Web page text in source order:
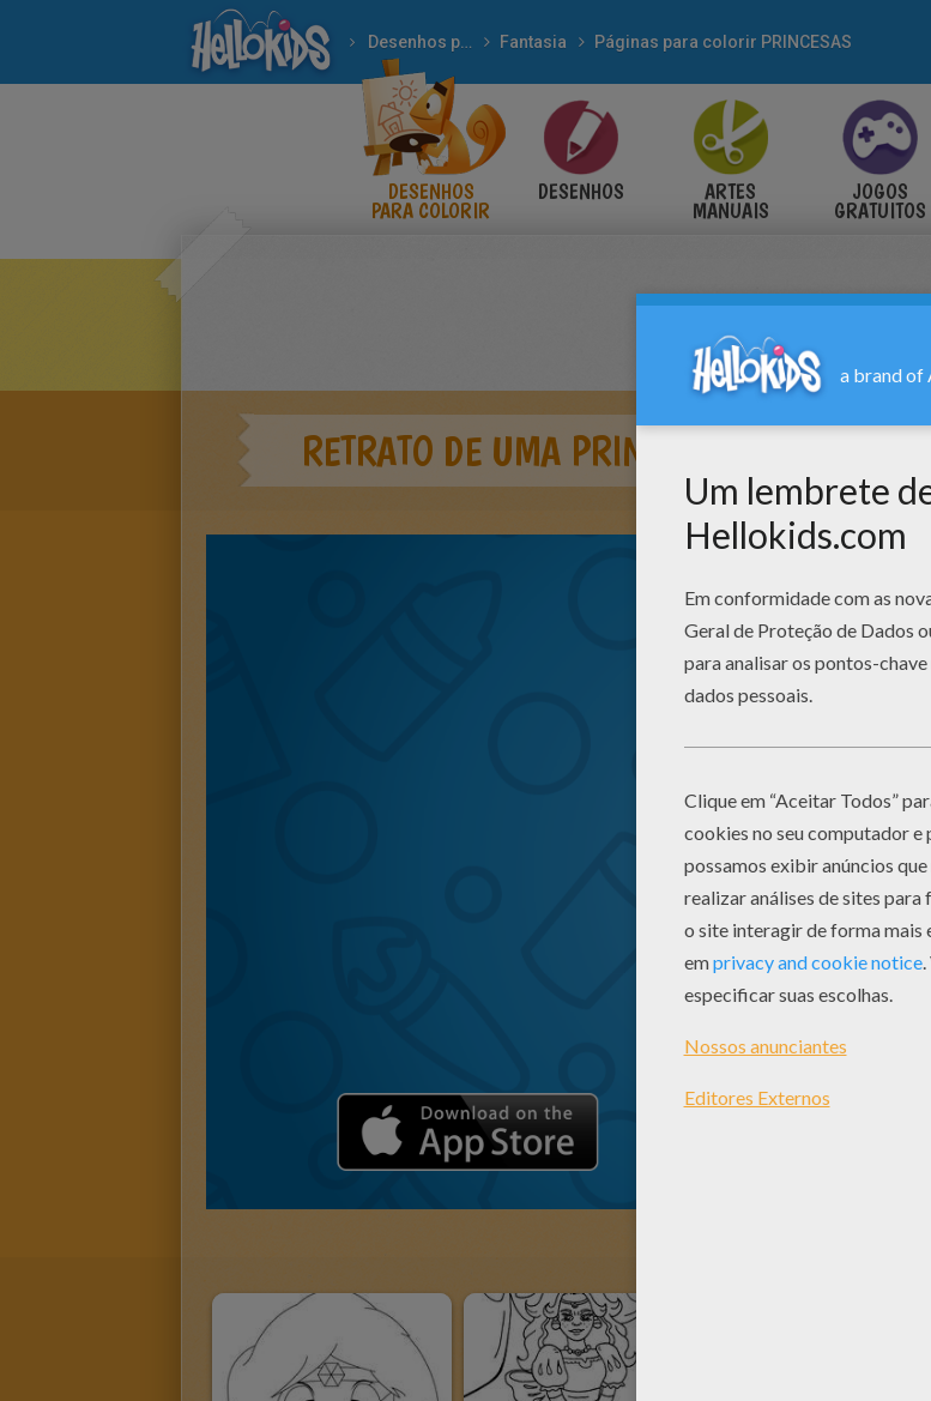
Desenhos para colorir Fantasia Páginas para colorir PRINCESAS
DESENHOS
PARA COLORIR
DESENHOS ARTES
MANUAIS
JOGOS
GRATUITOS
RETRATO DE UMA PRINCESA PARA COLORIR